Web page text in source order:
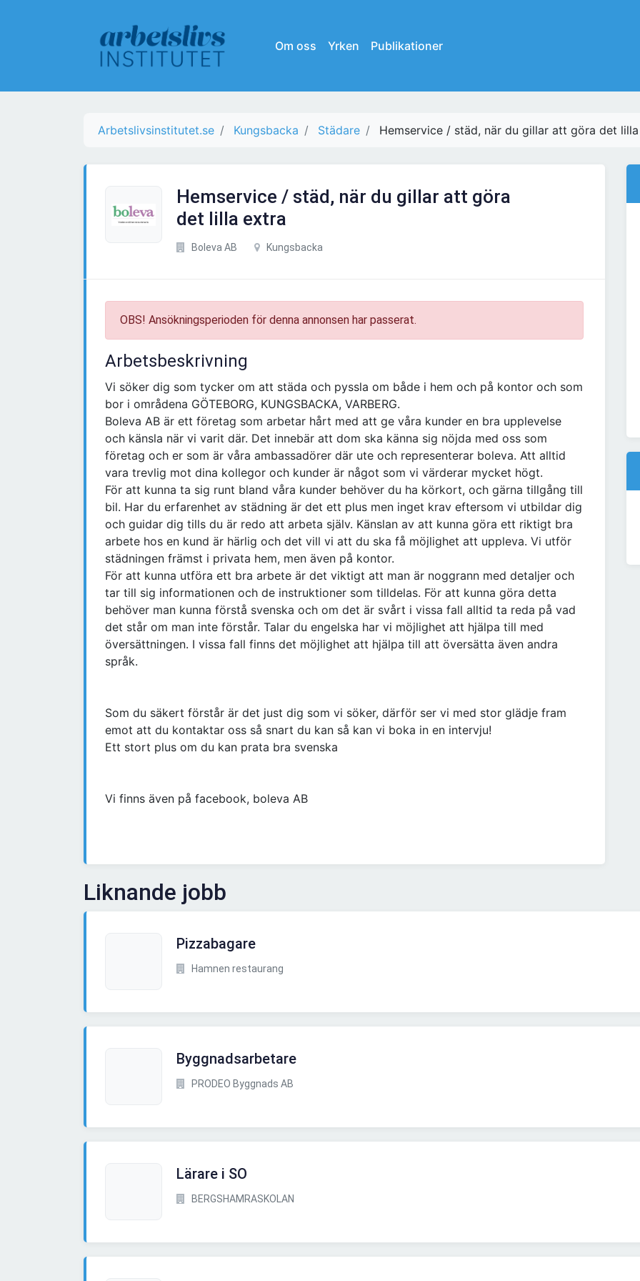
Om oss Yrken Publikationer
Arbetslivsinstitutet.se Kungsbacka Städare Hemservice / städ, när du gillar att göra det
Hemservice / städ, när du gillar att göra
det lilla extra
Boleva AB Kungsbacka
OBS! Ansökningsperioden för denna annonsen har passerat.
Arbetsbeskrivning
Vi söker dig som tycker om att städa och pyssla om både i hem och på kontor och som
bor i områdena GÖTEBORG, KUNGSBACKA, VARBERG.
Boleva AB är ett företag som arbetar hårt med att ge våra kunder en bra upplevelse
och känsla när vi varit där. Det innebär att dom ska känna sig nöjda med oss som
företag och er som är våra ambassadörer där ute och representerar boleva. Att alltid
vara trevlig mot dina kollegor och kunder är något som vi värderar mycket högt.
För att kunna ta sig runt bland våra kunder behöver du ha körkort, och gärna tillgång till
bil. Har du erfarenhet av städning är det ett plus men inget krav eftersom vi utbildar dig
och guidar dig tills du är redo att arbeta själv. Känslan av att kunna göra ett riktigt bra
arbete hos en kund är härlig och det vill vi att du ska få möjlighet att uppleva. Vi utför
städningen främst i privata hem, men även på kontor.
För att kunna utföra ett bra arbete är det viktigt att man är noggrann med detaljer och
tar till sig informationen och de instruktioner som tilldelas. För att kunna göra detta
behöver man kunna förstå svenska och om det är svårt i vissa fall alltid ta reda på vad
det står om man inte förstår. Talar du engelska har vi möjlighet att hjälpa till med
översättningen. I vissa fall finns det möjlighet att hjälpa till att översätta även andra
språk.
Som du säkert förstår är det just dig som vi söker, därför ser vi med stor glädje fram
emot att du kontaktar oss så snart du kan så kan vi boka in en intervju!
Ett stort plus om du kan prata bra svenska
Vi finns även på facebook, boleva AB
Liknande jobb
Pizzabagare
Hamnen restaurang
Byggnadsarbetare
PRODEO Byggnads AB
Lärare i SO
BERGSHAMRASKOLAN